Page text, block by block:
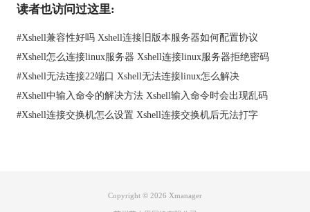
接下来，咱们来聊聊“Xshell端口号怎么查看”的问题。其实，
读者也访问过这里:
#Xshell兼容性好吗 Xshell连接旧版本服务器如何配置协议
#Xshell怎么连接linux服务器 Xshell连接linux服务器拒绝密码
#Xshell无法连接22端口 Xshell无法连接linux怎么解决
#Xshell中输入命令的解决方法 Xshell输入命令时会出现乱码
#Xshell连接交换机怎么设置 Xshell连接交换机后无法打字
Copyright © 2026 Xmanager